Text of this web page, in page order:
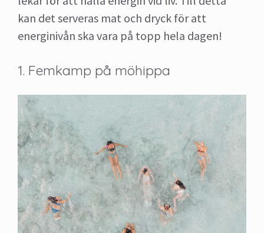
kan det serveras mat och dryck för att
energinivån ska vara på topp hela dagen!
1. Femkamp på möhippa